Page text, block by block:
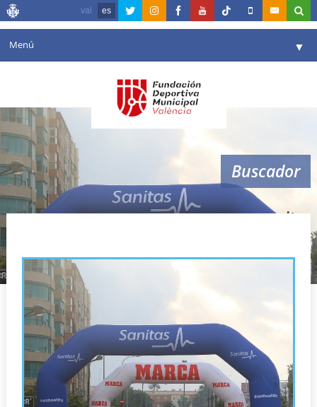
val es
Menú ▼
Agenda
Instalaciones
Comunicación ▼
Valencia en deporte
Buscador
sanitas